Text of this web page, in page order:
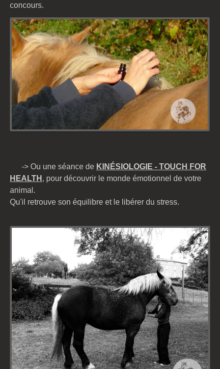
concours.
-> Ou une séance de KINÉSIOLOGIE - TOUCH FOR
HEALTH , pour découvrir le monde émotionnel de votre
animal.
Qu'il retrouve son équilibre et le libérer du stress.